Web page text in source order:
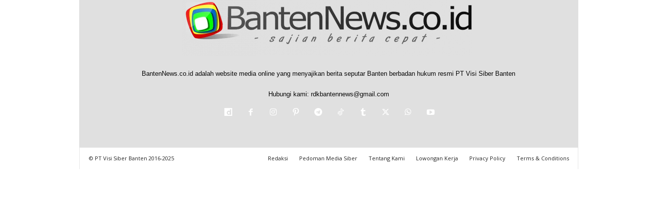
BantenNews.co.id adalah website media online yang menyajikan berita seputar Banten berbadan hukum resmi PT Visi Siber Banten
Hubungi kami: rdkbantennews@gmail.com
Redaksi Pedoman Media Siber Tentang Kami Lowongan Kerja Privacy Policy Terms & Conditions
© PT Visi Siber Banten 2016-2025